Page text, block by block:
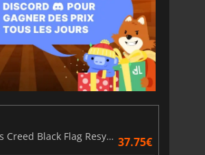
€ 7.44
Madden NFL 26 Points
Assassin's Creed Black Flag Resynced 37.75€